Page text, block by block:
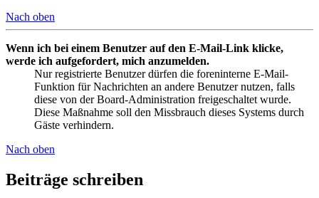
Nach oben
Wenn ich bei einem Benutzer auf den E-Mail-Link klicke,
werde ich aufgefordert, mich anzumelden.
Nur registrierte Benutzer dürfen die foreninterne E-Mail-
Funktion für Nachrichten an andere Benutzer nutzen, falls
diese von der Board-Administration freigeschaltet wurde.
Diese Maßnahme soll den Missbrauch dieses Systems durch
Gäste verhindern.
Nach oben
Beiträge schreiben